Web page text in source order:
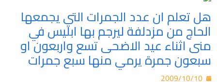
هل تعلم ان عدد الجمرات التي يجمعها
الحاج من مزدلفة ليرجم بها ابليس في
منى اثناء عيد الاضحى تسع واربعون او
سبعون جمرة يرمي منها سبع جمرات